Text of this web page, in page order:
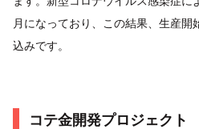
月になっており、この結果、生産
込みです。
コテ金開発プロジェク